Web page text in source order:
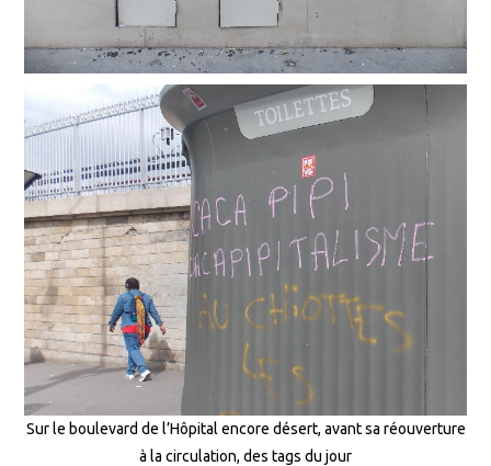
Sur le boulevard de l’Hôpital encore désert, avant sa réouverture
à la circulation, des tags du jour